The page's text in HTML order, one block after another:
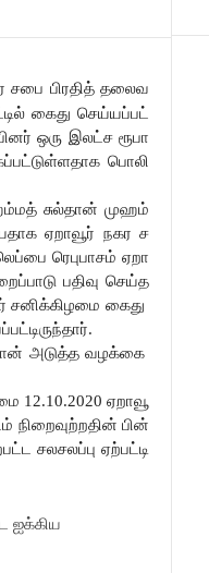
சபை பிரதித் தலைவ
கைது செய்யப்பட்
ஒரு இலட்ச ரூபா
பொலி
சுல்தான் முஹம்
ஏறாவூர் நகர ச
ரெபுபாசம் ஏறா
பதிவு செய்த
சனிக்கிழமை கைது
.
அடுத்த வழக்கை
12.10.2020ஏறாவூ
நிறைவுற்றதின் பின்
சலசலப்பு ஏற்பட்டி
ஐக்கிய